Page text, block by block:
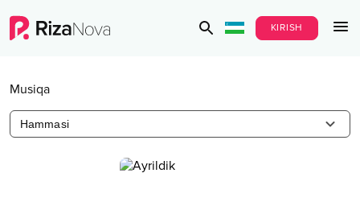
KIRISH
Musiqa
Hammasi